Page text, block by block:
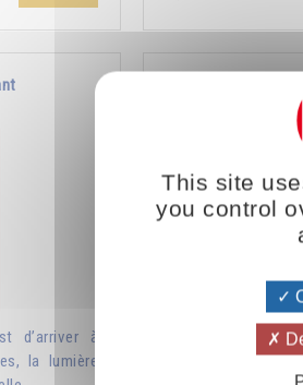
d’arriver à
la lumière
Nature
Comment
nature supérieure
This site
you control